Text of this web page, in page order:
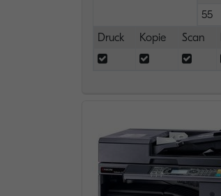
55
Druck
Kopie Scan